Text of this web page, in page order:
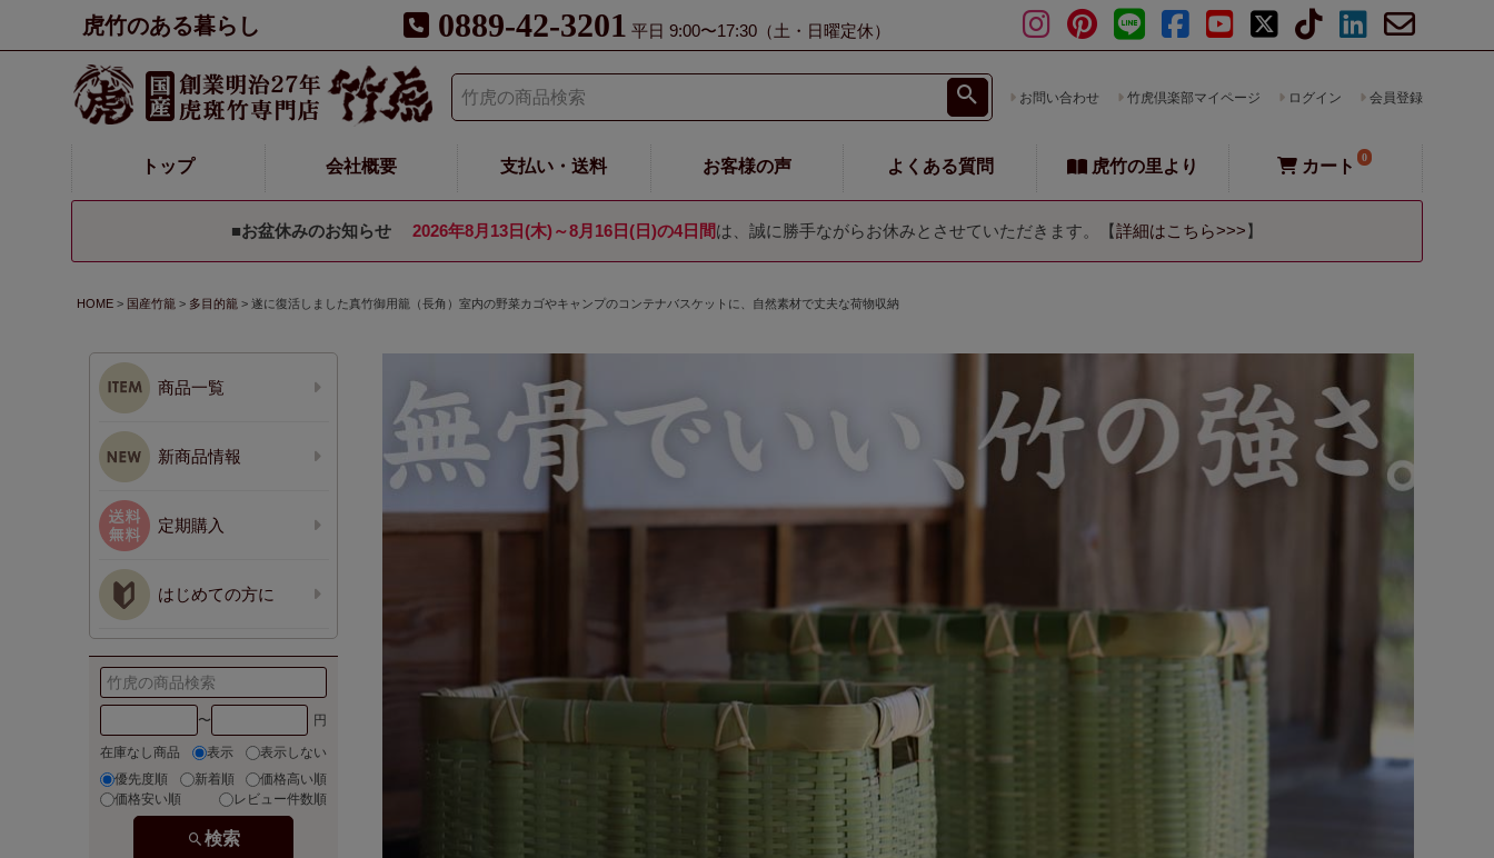
虎竹のある暮らし 0889-42-3201 平日 9:00〜17:30（土・日曜定休）
お問い合わせ 竹虎倶楽部マイページ ログイン 会員登録
トップ 会社概要 支払い・送料 お客様の声 よくある質問 虎竹の里より カート 0
■お盆休みのお知らせ 2026年8月13日(木)～8月16日(日)の4日間は、誠に勝手ながらお休みとさせていただきます。【詳細はこちら>>>】
HOME 国産竹籠 多目的籠 遂に復活しました真竹御用籠（長角）室内の野菜カゴやキャンプのコンテナバスケットに、自然素材で丈夫な荷物収納
商品一覧
新商品情報
定期購入
はじめての方に
〜
在庫なし商品 表示
表示しない
優先度順
新着順
価格高い順
価格安い順
レビュー件数順
検索